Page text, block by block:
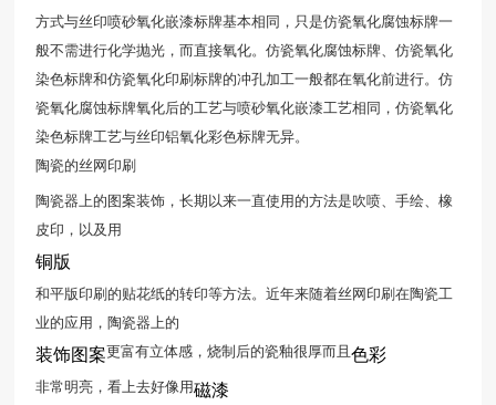
方式与丝印喷砂氧化嵌漆标牌基本相同，只是仿瓷氧化腐蚀标牌一
般不需进行化学抛光，而直接氧化。仿瓷氧化腐蚀标牌、仿瓷氧化
染色标牌和仿瓷氧化印刷标牌的冲孔加工一般都在氧化前进行。仿
瓷氧化腐蚀标牌氧化后的工艺与喷砂氧化嵌漆工艺相同，仿瓷氧化
染色标牌工艺与丝印铝氧化彩色标牌无异。
陶瓷的丝网印刷
陶瓷器上的图案装饰，长期以来一直使用的方法是吹喷、手绘、橡
皮印，以及用
铜版
和平版印刷的贴花纸的转印等方法。近年来随着丝网印刷在陶瓷工
业的应用，陶瓷器上的
装饰图案更富有立体感，烧制后的瓷釉很厚而且 色彩
非常明亮，看上去好像用磁漆